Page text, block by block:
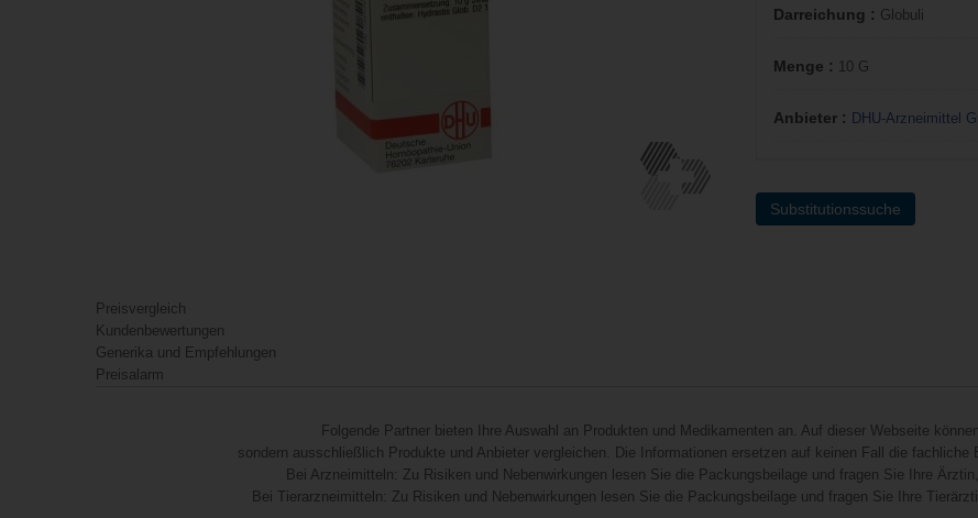
Darreichung : Globuli
Menge : 10 G
Anbieter : DHU-Arzneimittel
Substitutionssuche
Preisvergleich
Kundenbewertungen
Generika und Empfehlungen
Preisalarm
Folgende Partner bieten Ihre Auswahl an Produkten und Medikamenten an. Auf dieser Webseite
sondern ausschließlich Produkte und Anbieter vergleichen. Die Informationen ersetzen auf keinen Fall die fachliche
Bei Arzneimitteln: Zu Risiken und Nebenwirkungen lesen Sie die Packungsbeilage und fragen Sie Ihre
Bei Tierarzneimitteln: Zu Risiken und Nebenwirkungen lesen Sie die Packungsbeilage und fragen Sie Ihre